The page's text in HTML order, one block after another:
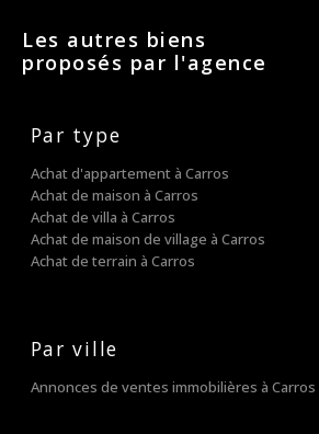
Les autres biens
proposés par l'agence
Par type
Achat d'appartement à Carros
Achat de maison à Carros
Achat de villa à Carros
Achat de maison de village à Carros
Achat de terrain à Carros
Par ville
Annonces de ventes immobilières à Carros